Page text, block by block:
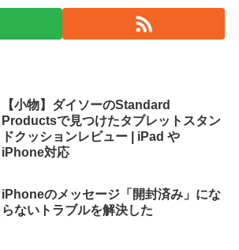
【小物】ダイソーのStandard
Productsで見つけたタブレットスタン
ドクッションレビュー | iPad や
iPhone対応
iPhoneのメッセージ「開封済み」にな
らないトラブルを解決した